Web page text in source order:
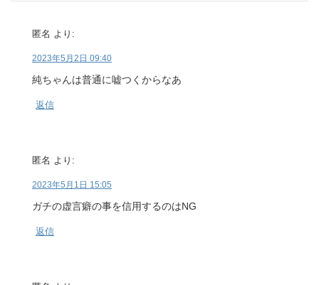
匿名 より:
2023年5月2日 09:40
純ちゃんは普通に嘘つくからなあ
返信
匿名 より:
2023年5月1日 15:05
ガチの虚言癖の事を信用するのはNG
返信